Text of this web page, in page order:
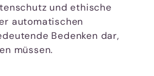
und ethische
automatischen
Bedenken dar,
müssen.